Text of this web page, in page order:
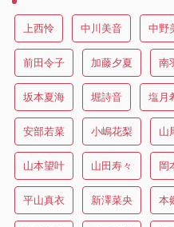
上西怜 中川美音 中野
前田令子 加藤夕夏 南
坂本夏海 堀詩音 塩月
安部若菜 小嶋花梨 山
山本望叶 山田寿々 岡
平山真衣 新澤菜央 本